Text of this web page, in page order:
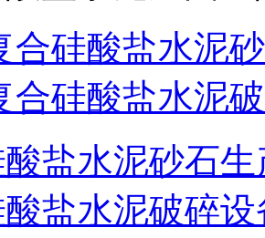
合硅酸盐水泥
合硅酸盐水泥
盐水泥砂石生
盐水泥破碎设